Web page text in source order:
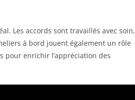
Les accords sont travaillés avec soin,
à bord jouent également un rôle
pour enrichir l’appréciation des